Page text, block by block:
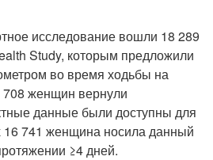
исследование вошли 18 289
Study, которым предложили
во время ходьбы на
женщин вернули
данные были доступны для
741 женщина носила данный
≥4 дней.